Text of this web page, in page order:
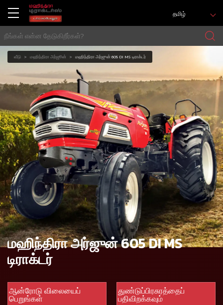
தமிழ்
வீடு மஹிந்திரா அர்ஜூன் மஹிந்திரா அர்ஜுன் 605 DI MS டிராக்டர்
மஹிந்திரா அர்ஜுன் 605 DI MS
டிராக்டர்
ஆன்ரோடு விலையைப்
பெறுங்கள்
துண்டுப்பிரசுரத்தைப்
பதிவிறக்கவும்